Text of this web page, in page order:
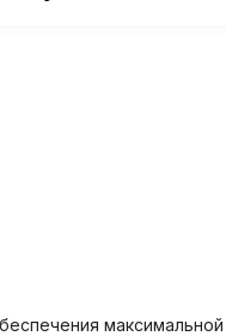
максимальной